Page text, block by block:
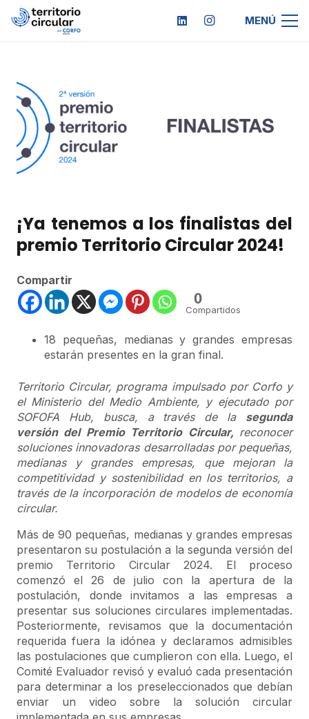
MENÚ
¡Ya tenemos a los finalistas del
premio Territorio Circular 2024!
Compartir
0
Compartidos
18 pequeñas, medianas y grandes empresas
estarán presentes en la gran final.
Territorio Circular, programa impulsado por Corfo y
el Ministerio del Medio Ambiente, y ejecutado por
SOFOFA Hub, busca, a través de la segunda
versión del Premio Territorio Circular, reconocer
soluciones innovadoras desarrolladas por pequeñas,
medianas y grandes empresas, que mejoran la
competitividad y sostenibilidad en los territorios, a
través de la incorporación de modelos de economía
circular.
Más de 90 pequeñas, medianas y grandes empresas
presentaron su postulación a la segunda versión del
premio Territorio Circular 2024. El proceso
comenzó el 26 de julio con la apertura de la
postulación, donde invitamos a las empresas a
presentar sus soluciones circulares implementadas.
Posteriormente, revisamos que la documentación
requerida fuera la idónea y declaramos admisibles
las postulaciones que cumplieron con ella. Luego, el
Comité Evaluador revisó y evaluó cada presentación
para determinar a los preseleccionados que debían
enviar un video sobre la solución circular